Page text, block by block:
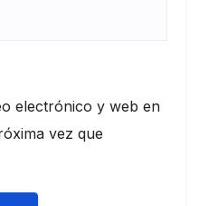
electrónico y web en
vez que